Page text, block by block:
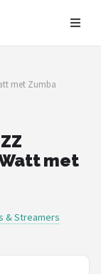
met Zumba
met
& Streamers